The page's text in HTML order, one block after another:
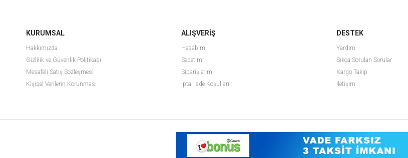
KURUMSAL
Hakkımızda
Gizlilik ve Güvenlik Politikası
Mesafeli Satış Sözleşmesi
Kişisel Verilerin Korunması
ALIŞVERİŞ
Hesabım
Sepetim
Siparişlerim
İptal İade Koşulları
DESTEK
Yardım
Sıkça Sorulan Sorular
Kargo Takip
İletişim